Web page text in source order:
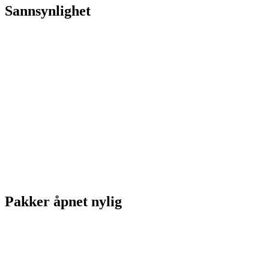
Sannsynlighet
Pakker åpnet nylig